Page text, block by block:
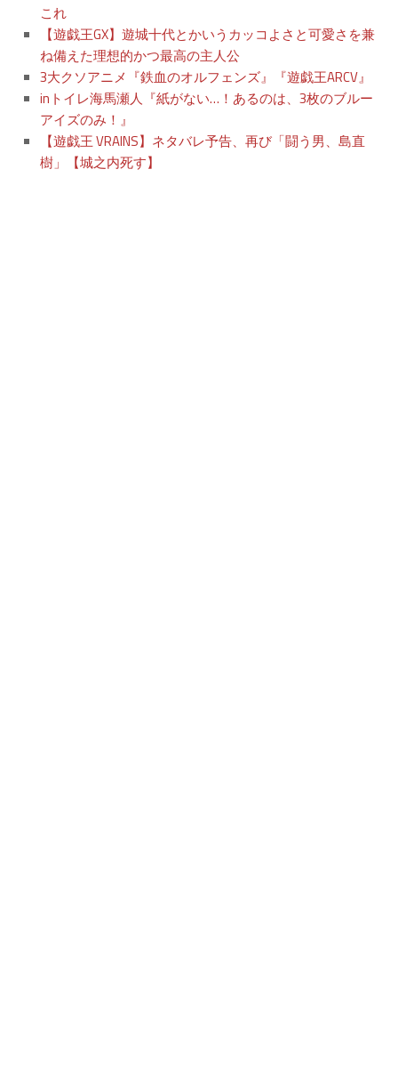
これ
【遊戯王GX】遊城十代とかいうカッコよさと可愛さを兼
ね備えた理想的かつ最高の主人公
3大クソアニメ『鉄血のオルフェンズ』『遊戯王ARCV』
inトイレ海馬瀬人『紙がない…！あるのは、3枚のブルー
アイズのみ！』
【遊戯王 VRAINS】ネタバレ予告、再び「闘う男、島直
樹」【城之内死す】